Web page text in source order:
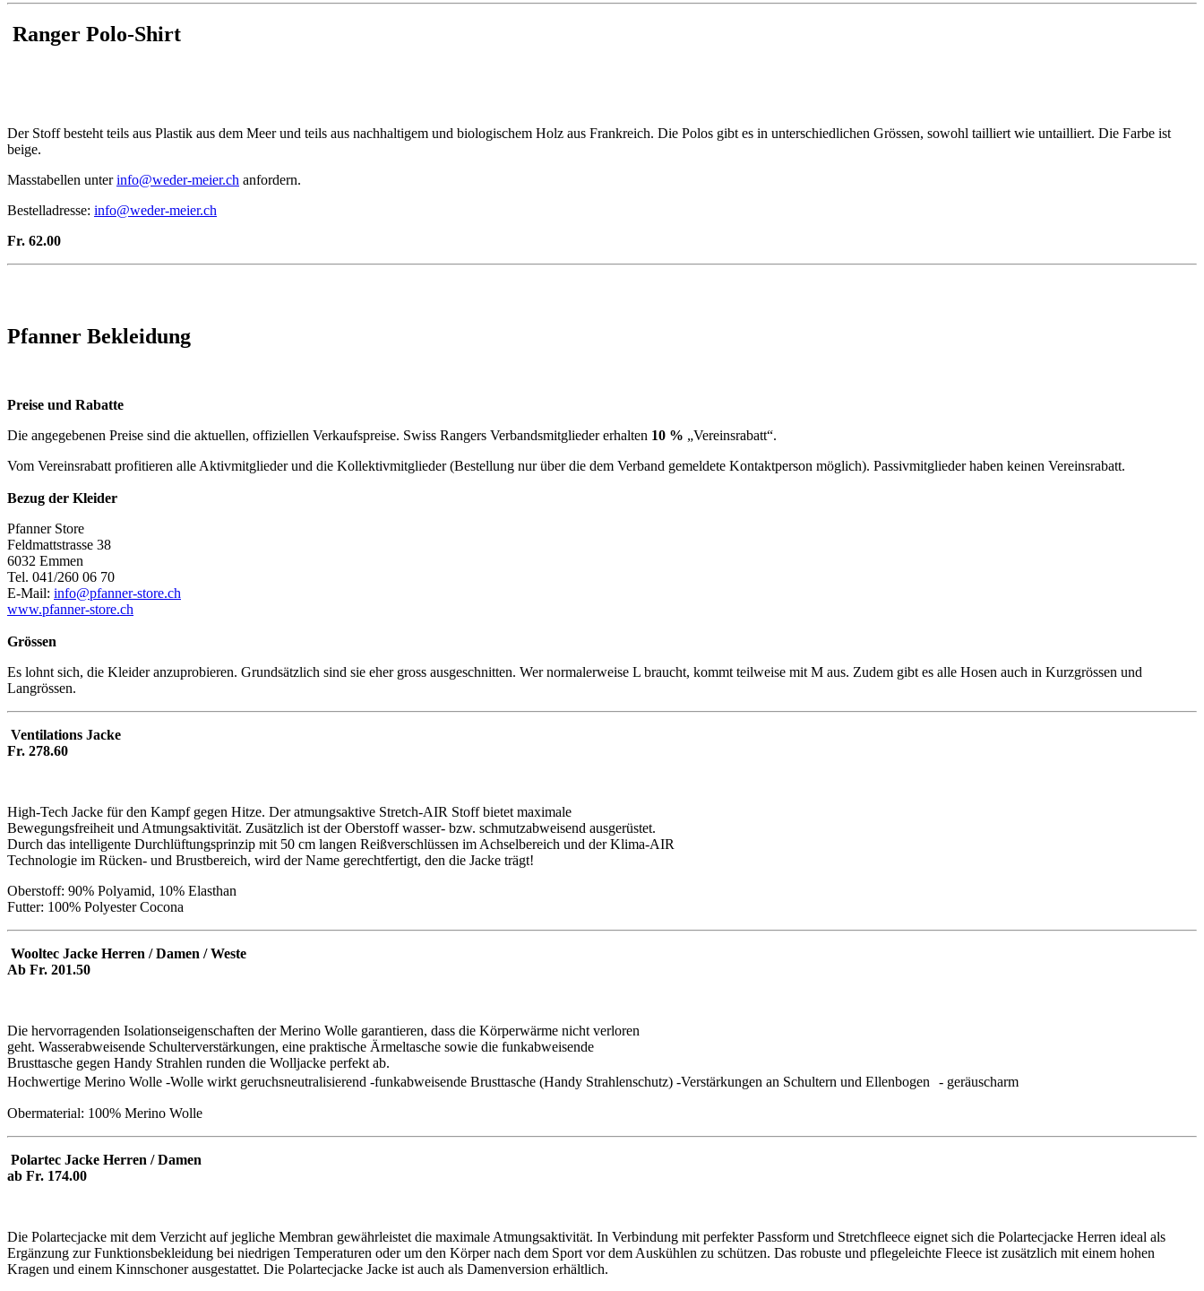
Ranger Polo-Shirt
Der Stoff besteht teils aus Plastik aus dem Meer und teils aus nachhaltigem und biologischem Holz aus Frankreich. Die Polos gibt es in unterschiedlichen Grössen, sowohl tailliert wie untailliert. Die Farbe ist
beige.
Masstabellen unterinfo@weder-meier.ch anfordern.
Bestelladresse: info@weder-meier.ch
Fr. 62.00
Pfanner Bekleidung
Preise und Rabatte
Die angegebenen Preise sind die aktuellen, offiziellen Verkaufspreise. Swiss Rangers Verbandsmitglieder erhalten 10 % „Vereinsrabatt“.
Vom Vereinsrabatt profitieren alle Aktivmitglieder und die Kollektivmitglieder (Bestellung nur über die dem Verband gemeldete Kontaktperson möglich). Passivmitglieder haben keinen Vereinsrabatt.
Bezug der Kleider
Pfanner Store
Feldmattstrasse 38
6032 Emmen
Tel. 041/260 06 70
E-Mail: info@pfanner-store.ch
www.pfanner-store.ch
Grössen
Es lohnt sich, die Kleider anzuprobieren. Grundsätzlich sind sie eher gross ausgeschnitten. Wer normalerweise L braucht, kommt teilweise mit M aus. Zudem gibt es alle Hosen auch in Kurzgrössen und
Langrössen.
Ventilations Jacke
Fr. 278.60
High-Tech Jacke für den Kampf gegen Hitze. Der atmungsaktive Stretch-AIR Stoff bietet maximale
Bewegungsfreiheit und Atmungsaktivität. Zusätzlich ist der Oberstoff wasser- bzw. schmutzabweisend ausgerüstet.
Durch das intelligente Durchlüftungsprinzip mit 50 cm langen Reißverschlüssen im Achselbereich und der Klima-AIR
Technologie im Rücken- und Brustbereich, wird der Name gerechtfertigt, den die Jacke trägt!
Oberstoff: 90% Polyamid, 10% Elasthan
Futter: 100% Polyester Cocona
Wooltec Jacke Herren / Damen / Weste
Ab Fr. 201.50
Die hervorragenden Isolationseigenschaften der Merino Wolle garantieren, dass die Körperwärme nicht verloren
geht. Wasserabweisende Schulterverstärkungen, eine praktische Ärmeltasche sowie die funkabweisende
Brusttasche gegen Handy Strahlen runden die Wolljacke perfekt ab.
Hochwertige Merino Wolle -Wolle wirkt geruchsneutralisierend -funkabweisende Brusttasche (Handy Strahlenschutz) -Verstärkungen an Schultern und Ellenbogen - geräuscharm
Obermaterial: 100% Merino Wolle
Polartec Jacke Herren / Damen
ab Fr. 174.00
Die Polartecjacke mit dem Verzicht auf jegliche Membran gewährleistet die maximale Atmungsaktivität. In Verbindung mit perfekter Passform und Stretchfleece eignet sich die Polartecjacke Herren ideal als
Ergänzung zur Funktionsbekleidung bei niedrigen Temperaturen oder um den Körper nach dem Sport vor dem Auskühlen zu schützen. Das robuste und pflegeleichte Fleece ist zusätzlich mit einem hohen
Kragen und einem Kinnschoner ausgestattet. Die Polartecjacke Jacke ist auch als Damenversion erhältlich.